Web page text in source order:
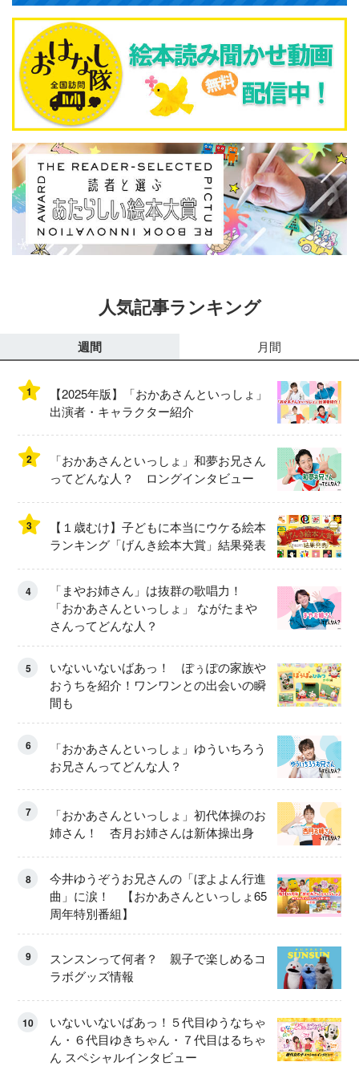
人気記事ランキング
週間 月間
1
【2025年版】「おかあさんといっしょ」
出演者・キャラクター紹介
2
「おかあさんといっしょ」和夢お兄さん
ってどんな人？ ロングインタビュー
3
【１歳むけ】子どもに本当にウケる絵本
ランキング「げんき絵本大賞」結果発表
4
「まやお姉さん」は抜群の歌唱力！
「おかあさんといっしょ」 ながたまや
さんってどんな人？
5
いないいないばあっ！ ぽぅぽの家族や
おうちを紹介！ワンワンとの出会いの瞬
間も
6
「おかあさんといっしょ」ゆういちろう
お兄さんってどんな人？
7
「おかあさんといっしょ」初代体操のお
姉さん！ 杏月お姉さんは新体操出身
8
今井ゆうぞうお兄さんの「ぼよよん行進
曲」に涙！ 【おかあさんといっしょ65
周年特別番組】
9
スンスンって何者？ 親子で楽しめるコ
ラボグッズ情報
10
いないいないばあっ！５代目ゆうなちゃ
ん・６代目ゆきちゃん・７代目はるちゃ
ん スペシャルインタビュー